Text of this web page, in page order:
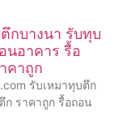
กบางนา รับทุบ
นอาคาร รื้อ
คาถูก
รับเหมาทุบตึก
ราคาถูก รื้อถอน